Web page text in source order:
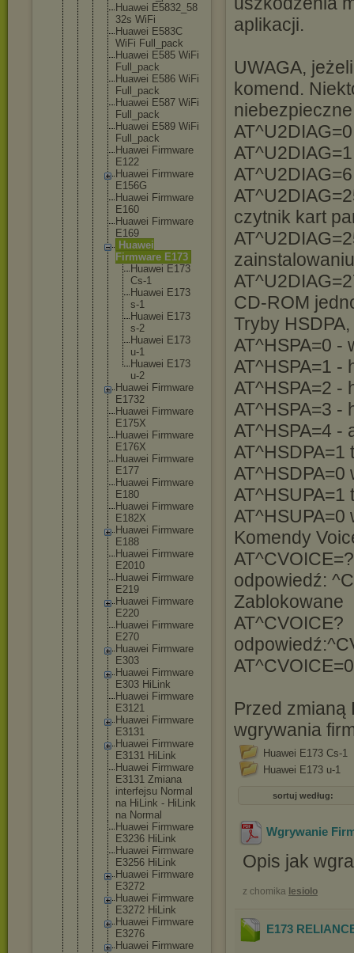
Huawei E5832_58
32s WiFi
Huawei E583C
WiFi Full_pac k
Huawei E585 WiFi
Full_pac k
Huawei E586 WiFi
Full_pac k
Huawei E587 WiFi
Full_pac k
Huawei E589 WiFi
Full_pac k
Huawei Firmware
E122
Huawei Firmware
E156G
Huawei Firmware
E160
Huawei Firmware
E169
Huawei
Firmware E173
Huawei E173
Cs-1
Huawei E173
s-1
Huawei E173
s-2
Huawei E173
u-1
Huawei E173
u-2
Huawei Firmware
E1732
Huawei Firmware
E175X
Huawei Firmware
E176X
Huawei Firmware
E177
Huawei Firmware
E180
Huawei Firmware
E182X
Huawei Firmware
E188
Huawei Firmware
E2010
Huawei Firmware
E219
Huawei Firmware
E220
Huawei Firmware
E270
Huawei Firmware
E303
Huawei Firmware
E303 HiLink
Huawei Firmware
E3121
Huawei Firmware
E3131
Huawei Firmware
E3131 HiLink
Huawei Firmware
E3131 Zmiana
interfejsu Normal
na HiLink - HiLink
na Normal
Huawei Firmware
E3236 HiLink
Huawei Firmware
E3256 HiLink
Huawei Firmware
E3272
Huawei Firmware
E3272 HiLink
Huawei Firmware
E3276
Huawei Firmware
aplikacji.
UWAGA,
komend.
czytnik kart
CD-ROM
Tryby
AT^HSPA=0 -
AT^HSPA=1 -
AT^HSPA=2 -
AT^HSPA=3 -
AT^HSPA=4 -
AT^HSDPA=1
AT^HSDPA=0
AT^HSUPA=1
AT^HSUPA=0
Komendy
AT^CVOICE=?
odpowiedź:
Zablokowane
AT^CVOICE?
Przed zmianą
wgrywania
Huawei E173 Cs-1
Huawei E173 u-1
sortuj według:
Wgrywanie
Opis jak
z chomika lesiolo
E173